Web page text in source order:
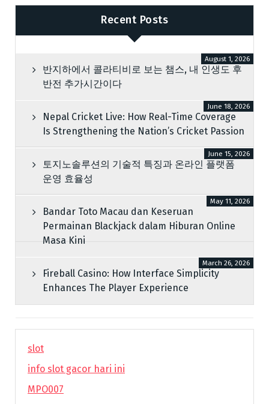
Recent Posts
반지하에서 콜라티비로 보는 챔스, 내 인생도 후
반전 추가시간이다
August 1, 2026
Nepal Cricket Live: How Real-Time Coverage
Is Strengthening the Nation’s Cricket Passion
June 18, 2026
토지노솔루션의 기술적 특징과 온라인 플랫폼
운영 효율성
June 15, 2026
Bandar Toto Macau dan Keseruan
Permainan Blackjack dalam Hiburan Online
Masa Kini
May 11, 2026
Fireball Casino: How Interface Simplicity
Enhances The Player Experience
March 26, 2026
slot
info slot gacor hari ini
MPO007